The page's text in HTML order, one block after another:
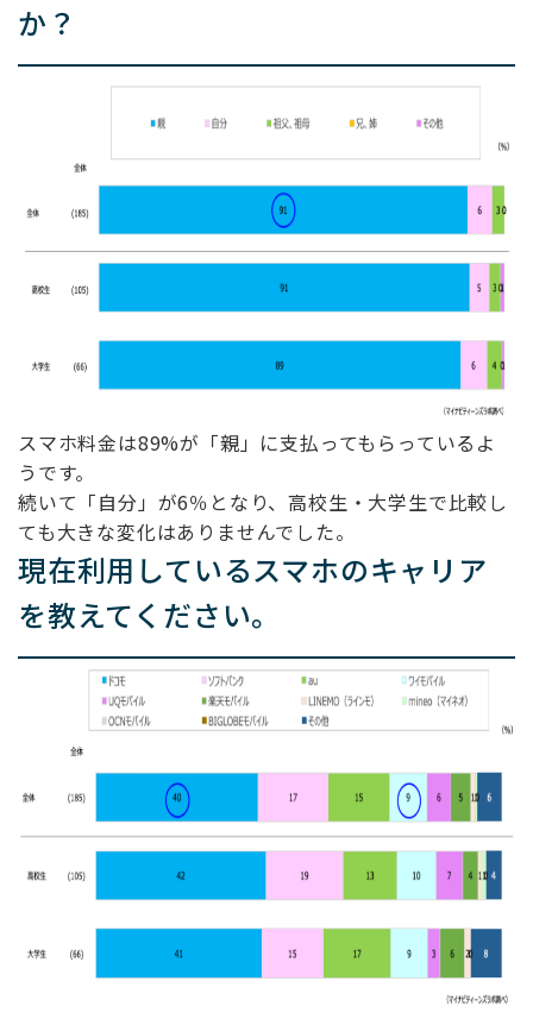
か？
スマホ料金は89%が「親」に支払ってもらっているよ
うです。
続いて「自分」が6％となり、高校生・大学生で比較し
ても大きな変化はありませんでした。
現在利用しているスマホのキャリア
を教えてください。